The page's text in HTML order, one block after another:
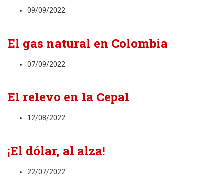
09/09/2022
El gas natural en Colombia
07/09/2022
El relevo en la Cepal
12/08/2022
¡El dólar, al alza!
22/07/2022